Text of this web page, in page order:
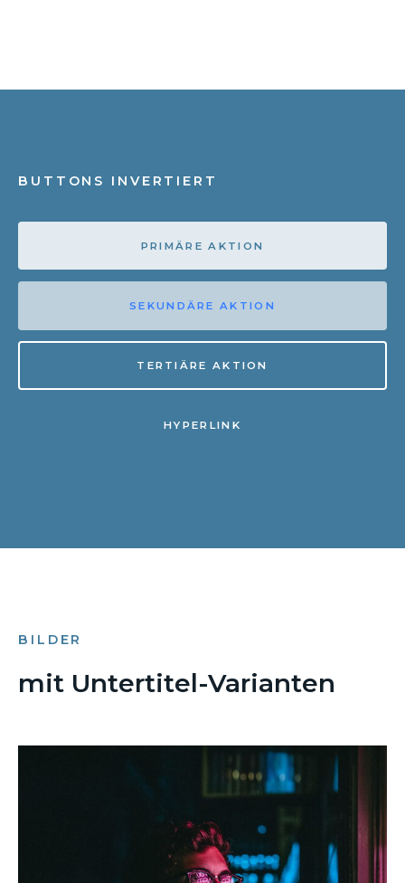
BUTTONS INVERTIERT
PRIMÄRE AKTION
SEKUNDÄRE AKTION
TERTIÄRE AKTION
HYPERLINK
BILDER
mit Untertitel-Varianten